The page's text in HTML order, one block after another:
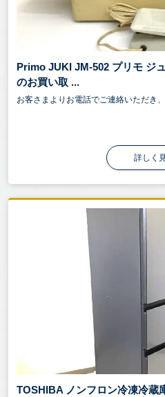
Primo JUKI JM-502 プリモ ジ
のお買い取 ...
お客さまよりお電話でご連絡いただき
詳しく
TOSHIBA ノンフロン冷凍冷蔵